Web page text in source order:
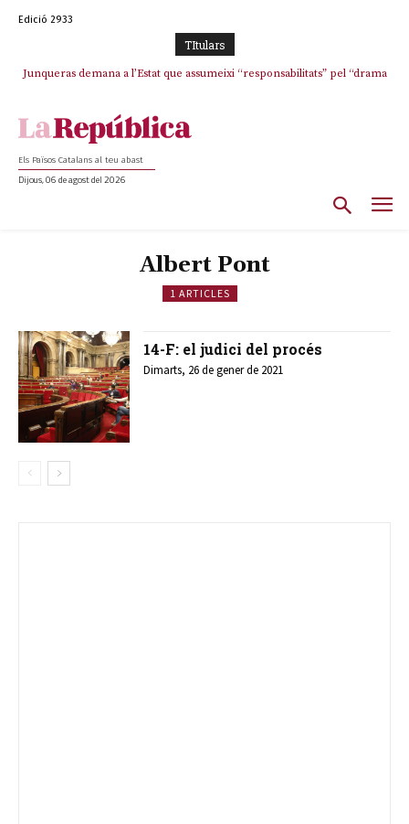
Edició 2933
TItulars
Junqueras demana a l’Estat que assumeixi “responsabilitats” pel “drama
Els Països Catalans al teu abast
Dijous, 06 de agost del 2026
Albert Pont
1 ARTICLES
14-F: el judici del procés
Dimarts, 26 de gener de 2021